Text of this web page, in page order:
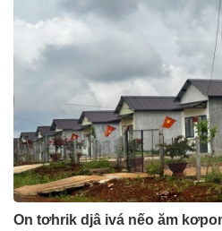
On tơhrik djâ ivá nếo ăm